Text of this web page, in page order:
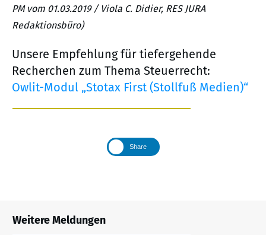
PM vom 01.03.2019 / Viola C. Didier, RES JURA
Redaktionsbüro)
Unsere Empfehlung für tiefergehende
Recherchen zum Thema Steuerrecht:
Owlit-Modul „Stotax First (Stollfuß Medien)“
Share
Weitere Meldungen